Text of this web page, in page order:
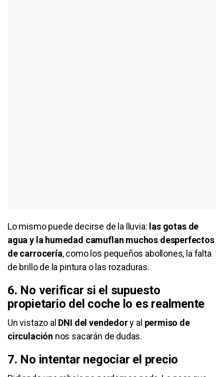
Lo mismo puede decirse de la lluvia: las gotas de
agua y la humedad camuflan muchos desperfectos
de carrocería, como los pequeños abollones, la falta
de brillo de la pintura o las rozaduras.
6. No verificar si el supuesto
propietario del coche lo es realmente
Un vistazo al DNI del vendedory al permiso de
circulación nos sacarán de dudas.
7. No intentar negociar el precio